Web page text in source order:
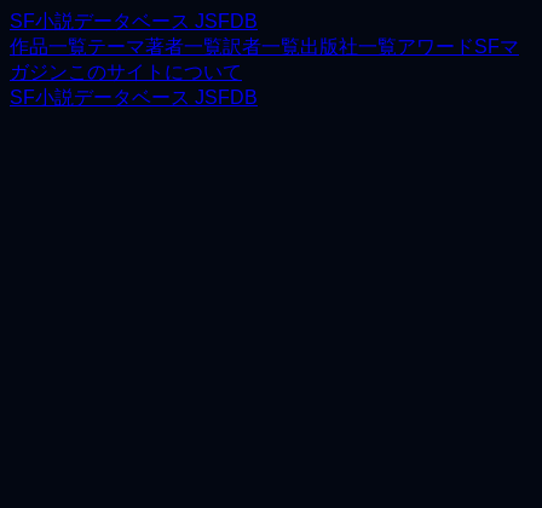
SF小説データベース JSFDB
作品一覧テーマ著者一覧訳者一覧出版社一覧アワードSFマ
ガジンこのサイトについて
SF小説データベース JSFDB